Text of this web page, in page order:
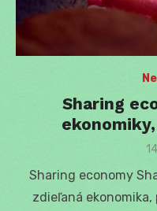
Sharing
Sharing economy
zdieľaná